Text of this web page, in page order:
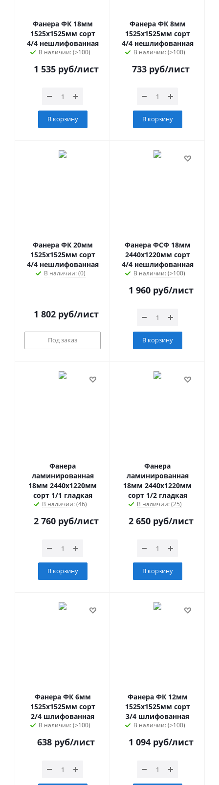
Фанера ФК 18мм
1525х1525мм сорт
4/4 нешлифованная
В наличии: (>100)
1 535руб/лист
В корзину
Фанера ФК 8мм
1525х1525мм сорт
4/4 нешлифованная
В наличии: (>100)
733 руб/лист
В корзину
Фанера ФК 20мм
1525х1525мм сорт
4/4 нешлифованная
В наличии: (0)
1 802руб/лист
Под заказ
Фанера ФСФ 18мм
2440х1220мм сорт
4/4 нешлифованная
В наличии: (>100)
1 960руб/лист
В корзину
Фанера
ламинированная
18мм 2440х1220мм
сорт 1/1 гладкая
В наличии: (46)
2 760руб/лист
В корзину
Фанера
ламинированная
18мм 2440х1220мм
сорт 1/2 гладкая
В наличии: (25)
2 650руб/лист
В корзину
Фанера ФК 6мм
1525х1525мм сорт
2/4 шлифованная
В наличии: (>100)
638 руб/лист
Фанера ФК 12мм
1525х1525мм сорт
3/4 шлифованная
В наличии: (>100)
1 094руб/лист